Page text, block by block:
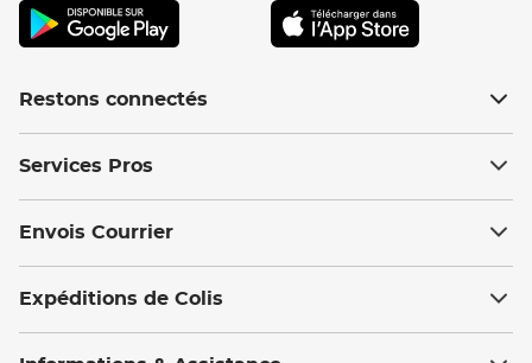
Restons connectés
Services Pros
Envois Courrier
Expéditions de Colis